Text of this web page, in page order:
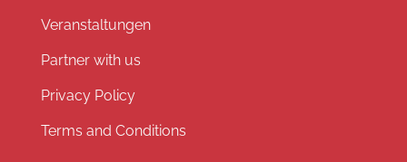
Veranstaltungen
Partner with us
Privacy Policy
Terms and Conditions